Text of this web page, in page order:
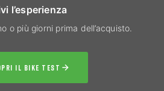
l’esperienza
o più giorni prima dell’acquisto.
IL BIKE TEST